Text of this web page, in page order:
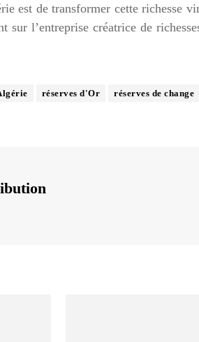
est de transformer cette richesse
sur l’entreprise créatrice de
réserves d'Or réserves de change